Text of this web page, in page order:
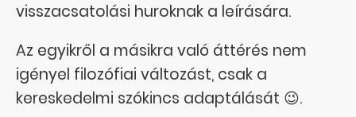
visszacsatolási huroknak a leírására.
Az egyikről a másikra való áttérés nem
igényel filozófiai változást, csak a
kereskedelmi szókincs adaptálását 😉.